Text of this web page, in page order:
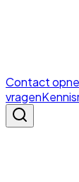
Contact
vragen